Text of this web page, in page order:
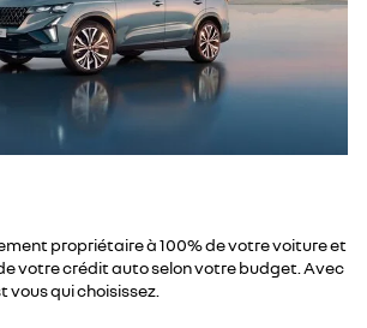
propriétaire à 100% de votre voiture et
votre crédit auto selon votre budget. Avec
vous qui choisissez.